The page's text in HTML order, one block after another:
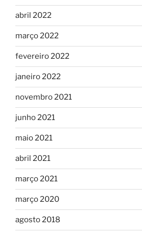
abril 2022
março 2022
fevereiro 2022
janeiro 2022
novembro 2021
junho 2021
maio 2021
abril 2021
março 2021
março 2020
agosto 2018